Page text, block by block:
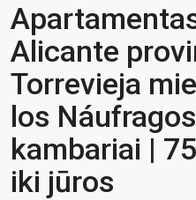
Alicante
Torrevieja
los
kambariai |
iki jūros